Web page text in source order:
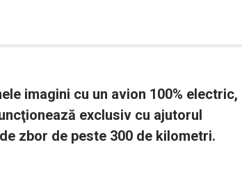
imagini cu un avion 100% electric,
exclusiv cu ajutorul
zbor de peste 300 de kilometri.